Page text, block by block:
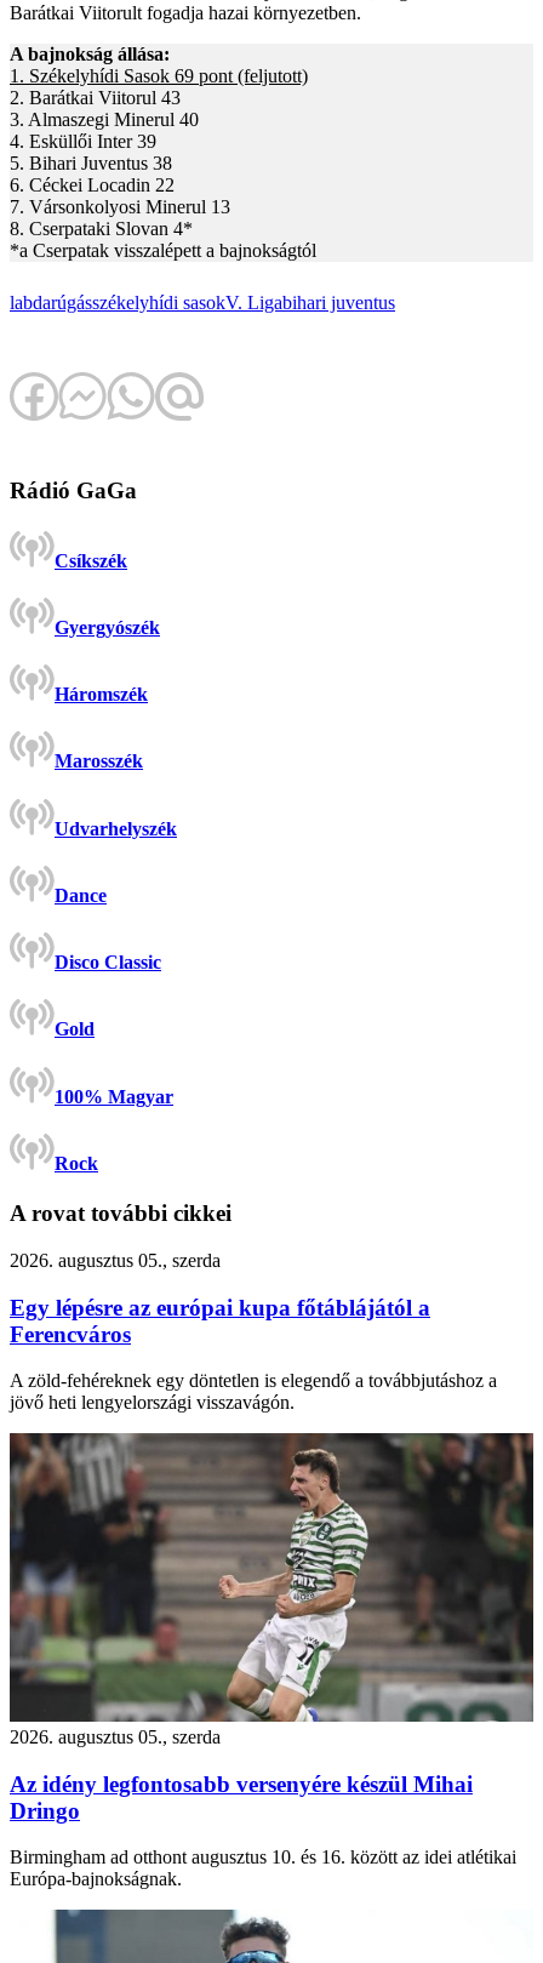
Barátkai Viitorult fogadja hazai környezetben.
A bajnokság állása:
1. Székelyhídi Sasok 69 pont (feljutott)
2. Barátkai Viitorul 43
3. Almaszegi Minerul 40
4. Esküllői Inter 39
5. Bihari Juventus 38
6. Céckei Locadin 22
7. Vársonkolyosi Minerul 13
8. Cserpataki Slovan 4*
*a Cserpatak visszalépett a bajnokságtól
labdarúgásszékelyhídi sasokV. Ligabihari juventus
Rádió GaGa
Csíkszék
Gyergyószék
Háromszék
Marosszék
Udvarhelyszék
Dance
Disco Classic
Gold
100% Magyar
Rock
A rovat további cikkei
2026. augusztus 05., szerda
Egy lépésre az európai kupa főtáblájától a
Ferencváros
A zöld-fehéreknek egy döntetlen is elegendő a továbbjutáshoz a
jövő heti lengyelországi visszavágón.
2026. augusztus 05., szerda
Az idény legfontosabb versenyére készül Mihai
Dringo
Birmingham ad otthont augusztus 10. és 16. között az idei atlétikai
Európa-bajnokságnak.